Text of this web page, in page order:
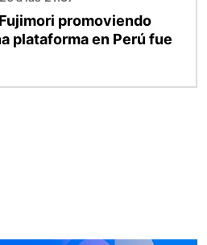
promoviendo
plataforma en Perú fue